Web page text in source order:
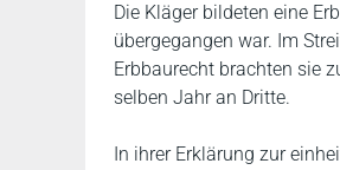
Die Kläger bildeten eine
übergegangen war. Im
Erbbaurecht brachten sie
selben Jahr an Dritte.
In ihrer Erklärung zur